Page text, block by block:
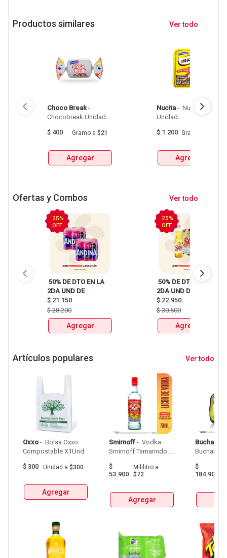
Productos similares Ver todo
Choco Break -
$ 400 Gramo a $21
Agregar
Nucita - Nucita Crema
$ 1.200 Gramo
Agregar
Ofertas y Combos Ver todo
25%
OFF
50% DE DTO EN LA
2DA UND DE
CERVEZAS SIXPACKS
Y UNIDAD HEINEKEN,
SOL, 3 CORDILLERAS,
ANDINA, MILLER Y
$ 21.150
$28.200
Agregar
25%
OFF
50% DE DTO EN LA
2DA UND DE
CERVEZAS SIXPACKS
Y UNIDAD HEINEKEN,
SOL, 3 CORDILLERAS,
ANDINA, MILLER Y
$ 22.950
$30.600
Agregar
Artículos populares Ver todo
Oxxo - Bolsa Oxxo
$ 300 Unidad a $300
Agregar
Smirnoff - Vodka
Smirnoff Tamarindo
$
53.900
Mililitroa
$72
Agregar
$
184.900